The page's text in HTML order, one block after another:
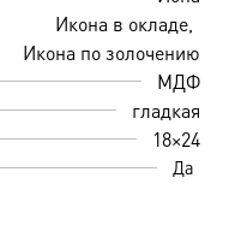
Икона в окладе
Икона по золочению
МДФ
гладкая
18×24
Да